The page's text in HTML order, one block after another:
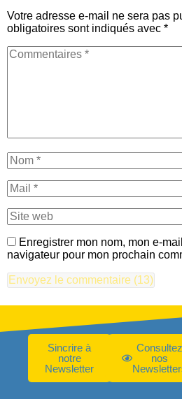
Votre adresse e-mail ne sera pas
obligatoires sont indiqués avec *
Enregistrer mon nom, mon e-
navigateur pour mon prochain
Sincrire à
notre
Newsletter
Consultez
nos